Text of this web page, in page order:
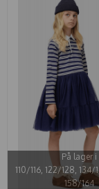
På lager i
110/116, 122/128, 134/
158/164